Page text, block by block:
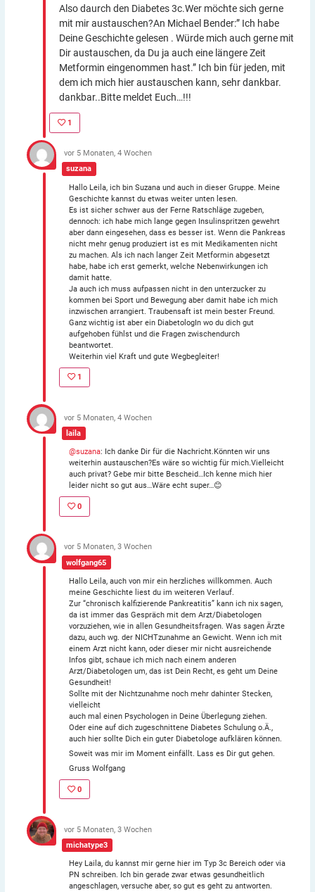
Also daurch den Diabetes 3c.Wer möchte sich gerne
mit mir austauschen?An Michael Bender:” Ich habe
Deine Geschichte gelesen . Würde mich auch gerne mit
Dir austauschen, da Du ja auch eine längere Zeit
Metformin eingenommen hast.” Ich bin für jeden, mit
dem ich mich hier austauschen kann, sehr dankbar.
dankbar..Bitte meldet Euch…!!!
1
suzana
vor 5 Monaten, 4 Wochen
Hallo Leila, ich bin Suzana und auch in dieser Gruppe. Meine
Geschichte kannst du etwas weiter unten lesen.
Es ist sicher schwer aus der Ferne Ratschläge zugeben,
dennoch: ich habe mich lange gegen Insulinspritzen gewehrt
aber dann eingesehen, dass es besser ist. Wenn die Pankreas
nicht mehr genug produziert ist es mit Medikamenten nicht
zu machen. Als ich nach langer Zeit Metformin abgesetzt
habe, habe ich erst gemerkt, welche Nebenwirkungen ich
damit hatte.
Ja auch ich muss aufpassen nicht in den unterzucker zu
kommen bei Sport und Bewegung aber damit habe ich mich
inzwischen arrangiert. Traubensaft ist mein bester Freund.
Ganz wichtig ist aber ein DiabetologIn wo du dich gut
aufgehoben fühlst und die Fragen zwischendurch
beantwortet.
Weiterhin viel Kraft und gute Wegbegleiter!
1
laila
vor 5 Monaten, 4 Wochen
@suzana: Ich danke Dir für die Nachricht.Könnten wir uns
weiterhin austauschen?Es wäre so wichtig für mich.Vielleicht
auch privat? Gebe mir bitte Bescheid…Ich kenne mich hier
leider nicht so gut aus…Wäre echt super…😊
0
wolfgang65
vor 5 Monaten, 3 Wochen
Hallo Leila, auch von mir ein herzliches willkommen. Auch
meine Geschichte liest du im weiteren Verlauf.
Zur “chronisch kalfizierende Pankreatitis” kann ich nix sagen,
da ist immer das Gespräch mit dem Arzt/Diabetologen
vorzuziehen, wie in allen Gesundheitsfragen. Was sagen Ärzte
dazu, auch wg. der NICHTzunahme an Gewicht. Wenn ich mit
einem Arzt nicht kann, oder dieser mir nicht ausreichende
Infos gibt, schaue ich mich nach einem anderen
Arzt/Diabetologen um, das ist Dein Recht, es geht um Deine
Gesundheit!
Sollte mit der Nichtzunahme noch mehr dahinter Stecken,
vielleicht
auch mal einen Psychologen in Deine Überlegung ziehen.
Oder eine auf dich zugeschnittene Diabetes Schulung o.Ä.,
auch hier sollte Dich ein guter Diabetologe aufklären können.
Soweit was mir im Moment einfällt. Lass es Dir gut gehen.
Gruss Wolfgang
0
michatype3
vor 5 Monaten, 3 Wochen
Hey Laila, du kannst mir gerne hier im Typ 3c Bereich oder via
PN schreiben. Ich bin gerade zwar etwas gesundheitlich
angeschlagen, versuche aber, so gut es geht zu antworten.